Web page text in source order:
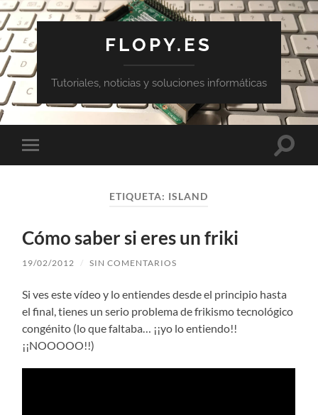
FLOPY.ES
Tutoriales, noticias y soluciones informáticas
Alternar
el
ETIQUETA: ISLAND
Cómo saber si eres un friki
19/02/2012 / SIN COMENTARIOS
Si ves este vídeo y lo entiendes desde el principio hasta
el final, tienes un serio problema de frikismo tecnológico
congénito (lo que faltaba… ¡¡yo lo entiendo!!
¡¡NOOOOO!!)